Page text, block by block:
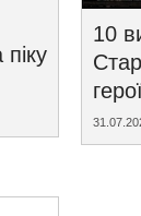
10